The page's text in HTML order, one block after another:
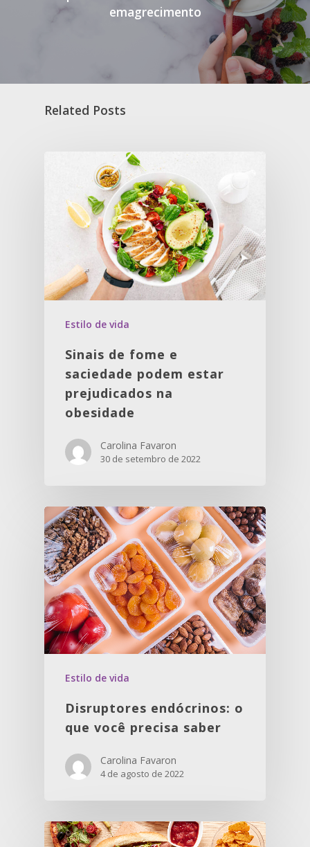
emagrecimento
Related Posts
Estilo de vida
Sinais de fome e
saciedade podem estar
prejudicados na
obesidade
Carolina Favaron
30 de setembro de 2022
Estilo de vida
Disruptores endócrinos: o
que você precisa saber
Carolina Favaron
4 de agosto de 2022